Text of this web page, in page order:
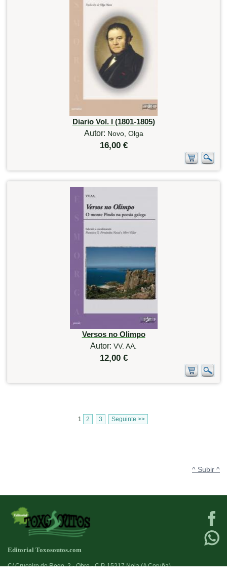
Diario Vol. I (1801-1805)
Autor: Novo, Olga
16,00 €
Versos no Olimpo
Autor: VV. AA.
12,00 €
1 2 3 Seguinte >>
^ Subir ^
Editorial Toxosoutos.com
C/ Cruceiro do Rego, 2 - Obre - C.P. 15217 Noia (A Coruña)